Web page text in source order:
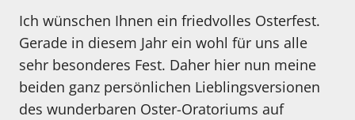
Ich wünschen Ihnen ein friedvolles Osterfest.
Gerade in diesem Jahr ein wohl für uns alle
sehr besonderes Fest. Daher hier nun meine
beiden ganz persönlichen Lieblingsversionen
des wunderbaren Oster-Oratoriums auf